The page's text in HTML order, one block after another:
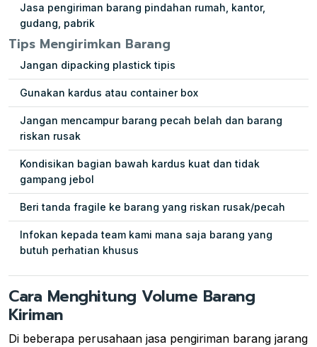
Jasa pengiriman barang pindahan rumah, kantor,
gudang, pabrik
Tips Mengirimkan Barang
Jangan dipacking plastick tipis
Gunakan kardus atau container box
Jangan mencampur barang pecah belah dan barang
riskan rusak
Kondisikan bagian bawah kardus kuat dan tidak
gampang jebol
Beri tanda fragile ke barang yang riskan rusak/pecah
Infokan kepada team kami mana saja barang yang
butuh perhatian khusus
Cara Menghitung Volume Barang
Kiriman
Di beberapa perusahaan jasa pengiriman barang jarang